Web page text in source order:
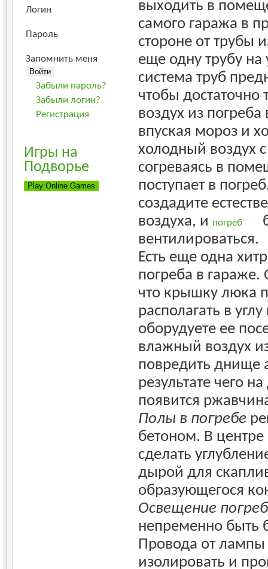
Логин
Пароль
Запомнить меня
Забыли пароль?
Забыли логин?
Регистрация
Игры на
Подворье
выходить в
самого гаража в
стороне от трубы
еще одну трубу на
система труб
чтобы
воздух из
впуская мороз и
холодный воздух
согреваясь в
поступает в
создадите
воздуха, и погреб
вентилироваться.
Есть еще одна
погреба в гараже.
что крышку люка
располагать в
оборудуете ее
влажный воздух
повредить днище
результате чего
появится
Полы в погребе
бетоном. В
сделать
дырой для
образующегося
Освещение
непременно быть
Провода от
изолировать и